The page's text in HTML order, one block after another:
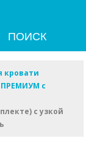
кровати
ПРЕМИУМ с
с узкой